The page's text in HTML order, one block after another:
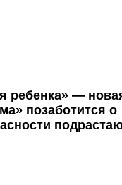
ребенка» —
позаботится о